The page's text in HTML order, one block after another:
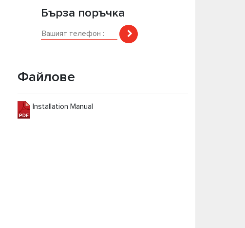
Бърза поръчка
Файлове
Installation Manual